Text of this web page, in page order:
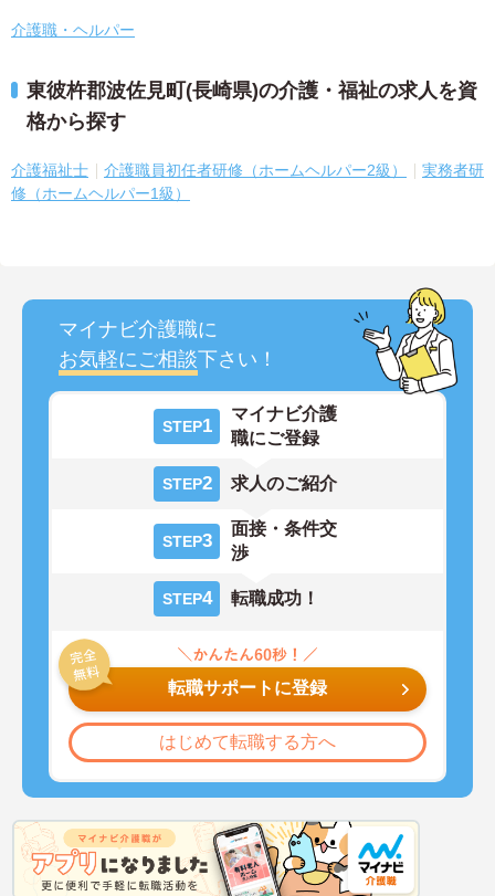
介護職・ヘルパー
東彼杵郡波佐見町(長崎県)の介護・福祉の求人を資
格から探す
介護福祉士 介護職員初任者研修（ホームヘルパー2級）
実務者研
修（ホームヘルパー1級）
マイナビ介護職に
お気軽にご相談下さい！
STEP1
マイナビ介護
職にご登録
STEP2 求人のご紹介
STEP3
面接・条件交
渉
STEP4 転職成功！
転職サポートに登録
はじめて転職する方へ